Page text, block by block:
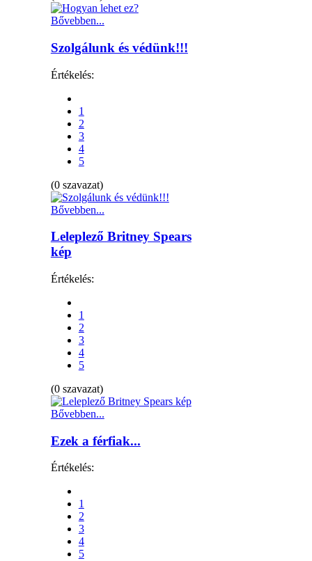
Bővebben...
Szolgálunk és védünk!!!
Értékelés:
1
2
3
4
5
(0 szavazat)
Bővebben...
Leleplező Britney Spears
kép
Értékelés:
1
2
3
4
5
(0 szavazat)
Bővebben...
Ezek a férfiak...
Értékelés:
1
2
3
4
5